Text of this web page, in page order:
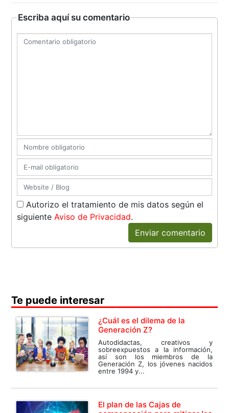
Escriba aquí su comentario
Autorizo el tratamiento de mis datos según el
siguienteAviso de Privacidad.
Enviar comentario
Te puede interesar
¿Cuál es el dilema de la
Generación Z?
Autodidactas, creativos y
sobreexpuestos a la información,
así son los miembros de la
Generación Z, los jóvenes nacidos
entre 1994 y...
El plan de las Cajas de